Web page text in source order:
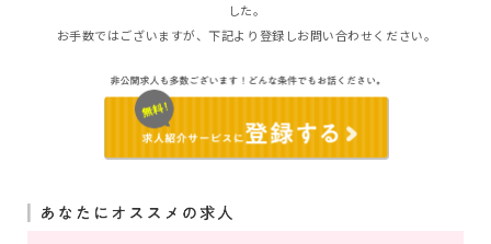
した。
お手数ではございますが、下記より登録しお問い合わせください。